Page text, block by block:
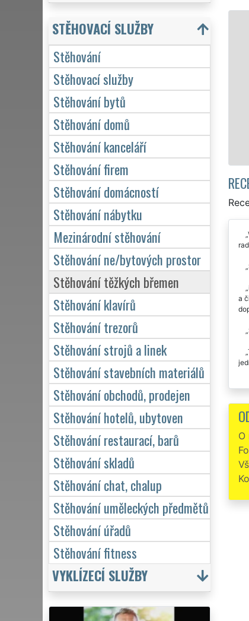
STĚHOVÁNÍ MLADÁ
Naše
stěhovací
služby
domácnosti,
kvalitně
a
O
STĚHOVACÍ SLUŽBY
Stěhování
Stěhovací služby
Stěhování bytů
Stěhování domů
Stěhování kanceláří
Stěhování firem
Stěhování domácností
Stěhování nábytku
Mezinárodní stěhování
Stěhování ne/bytových prostor
Stěhování těžkých břemen
Stěhování klavírů
Stěhování trezorů
Stěhování strojů a linek
Stěhování stavebních materiálů
Stěhování obchodů, prodejen
Stěhování hotelů, ubytoven
Stěhování restaurací, barů
Stěhování skladů
Stěhování chat, chalup
Stěhování uměleckých předmětů
Stěhování úřadů
Stěhování fitness
VYKLÍZECÍ SLUŽBY